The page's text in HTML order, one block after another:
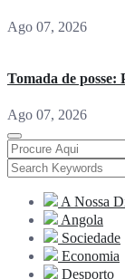
Ago 07, 2026
Tomada de posse:
Ago 07, 2026
A Nossa
Angola
Sociedade
Economia
Desporto